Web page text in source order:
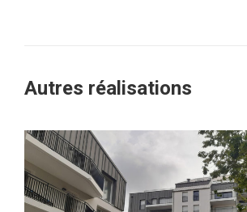
Autres réalisations